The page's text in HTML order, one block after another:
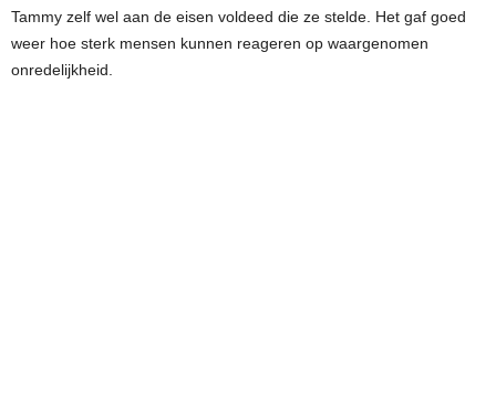
Tammy zelf wel aan de eisen voldeed die ze stelde. Het gaf goed
weer hoe sterk mensen kunnen reageren op waargenomen
onredelijkheid.